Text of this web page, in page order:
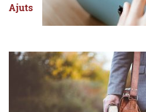
Ajuts